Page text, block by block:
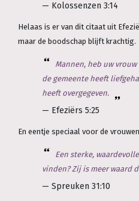
— Kolossenzen 3:14
Helaas is er van dit citaat uit
maar de boodschap blijft krachtig.
Mannen, heb uw
de gemeente heeft
heeft overgegeven.
— Efeziërs 5:25
En eentje speciaal voor de
Een sterke,
vinden? Zij is meer waard
— Spreuken 31:10